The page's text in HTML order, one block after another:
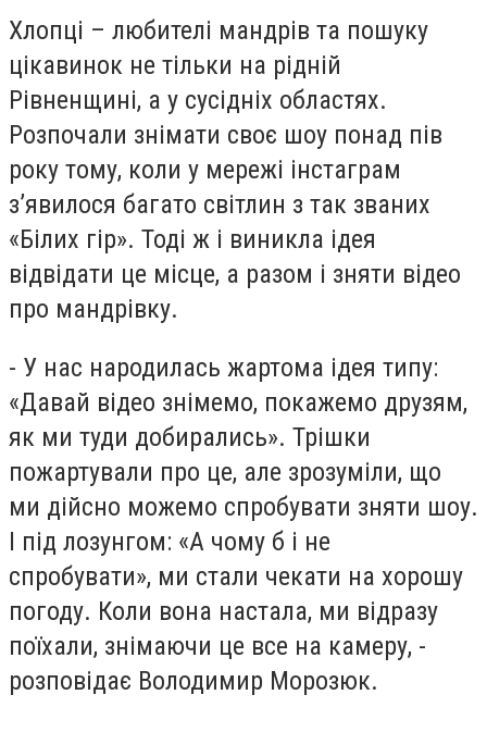
Хлопці – любителі мандрів та пошуку
цікавинок не тільки на рідній
Рівненщині, а у сусідніх областях.
Розпочали знімати своє шоу понад пів
року тому, коли у мережі інстаграм
з’явилося багато світлин з так званих
«Білих гір». Тоді ж і виникла ідея
відвідати це місце, а разом і зняти відео
про мандрівку.
- У нас народилась жартома ідея типу:
«Давай відео знімемо, покажемо друзям,
як ми туди добирались». Трішки
пожартували про це, але зрозуміли, що
ми дійсно можемо спробувати зняти шоу.
І під лозунгом: «А чому б і не
спробувати», ми стали чекати на хорошу
погоду. Коли вона настала, ми відразу
поїхали, знімаючи це все на камеру, -
розповідає Володимир Морозюк.